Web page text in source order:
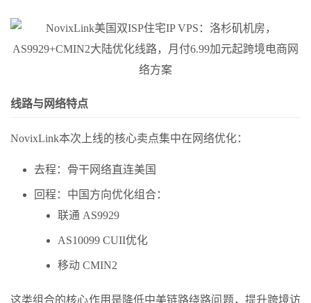
线路与网络特点
NovixLink本次上线的核心卖点集中在网络优化：
去程：骨干网络直连美国
回程：中国方向优化组合：
联通 AS9929
AS10099 CUII优化
移动 CMIN2
这类组合的核心作用是降低中美链路绕路问题，提升跨境访